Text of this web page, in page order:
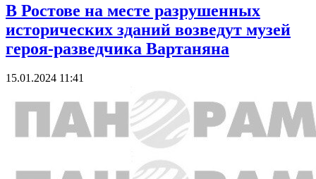
В Ростове на месте разрушенных
исторических зданий возведут музей
героя-разведчика Вартаняна
15.01.2024 11:41